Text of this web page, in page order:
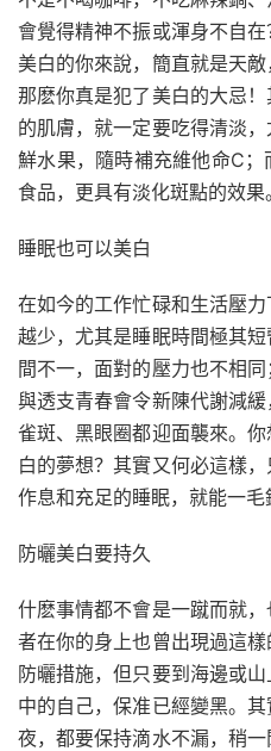
會覺得精神不振或渾身不自
美白的你來說，簡直就是天敵
那麽你真是犯了美白的大忌
的肌膚，就一定要吃得清淡
鮮水果，隨時補充維他命C
食品，更具有淡化斑點的效果。
睡眠也可以美白
在如今的工作忙碌和生活壓
越少，尤其是睡眠時間極其
間不一，面對的壓力也不相
與透支青春會令新陳代謝減緩
雀斑、黑眼圈都迎面襲來。
白的夢想？其實又何必這樣
作息和充足的睡眠，就能一毛
防曬美白要持久
什麽事情都不會是一蹴而就
者在你的身上也曾出現過這
防曬措施，但只要到海邊或
中的自己，保准已經變黑。
夜，都要保持滴水不漏，稍